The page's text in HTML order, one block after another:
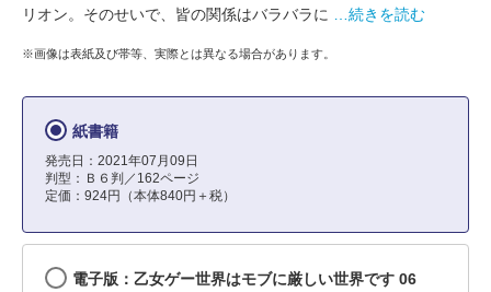
リオン。そのせいで、皆の関係はバラバラに
…続きを読む
※画像は表紙及び帯等、実際とは異なる場合があります。
紙書籍
発売日：2021年07月09日
判型：Ｂ６判／162ページ
定価：924円（本体840円＋税）
電子版：乙女ゲー世界はモブに厳しい世界です 06